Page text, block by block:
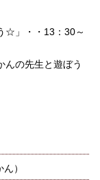
」・・13：30～
んの先生と遊ぼう
）